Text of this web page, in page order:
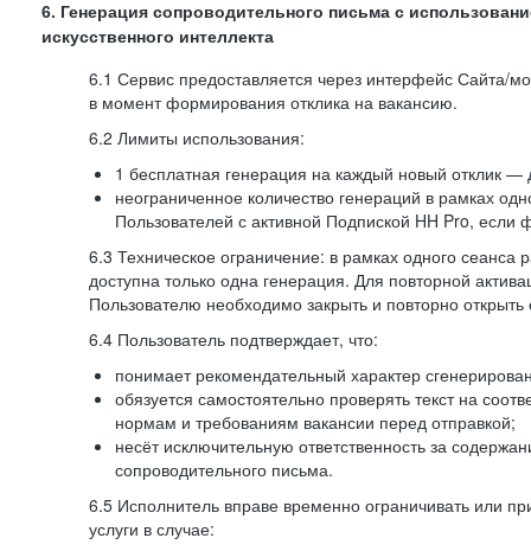
6. Генерация сопроводительного письма с
искусственного интеллекта
6.1 Сервис предоставляется через интерфейс Сайта/
в момент формирования отклика на вакансию.
6.2 Лимиты использования:
1 бесплатная генерация на каждый новый отклик —
неограниченное количество генераций в рамках
Пользователей с активной Подпиской HH Pro,
6.3 Техническое ограничение: в рамках одного сеанса
доступна только одна генерация. Для повторной
Пользователю необходимо закрыть и повторно открыть
6.4 Пользователь подтверждает, что:
понимает рекомендательный характер
обязуется самостоятельно проверять текст на
нормам и требованиям вакансии перед отправкой;
несёт исключительную ответственность за
сопроводительного письма.
6.5 Исполнитель вправе временно ограничивать или
услуги в случае: